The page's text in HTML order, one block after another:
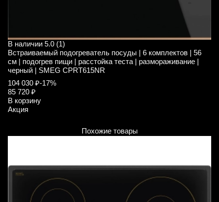
В наличии 5.0 (1)
Встраиваемый подогреватель посуды | 6 комплектов | 56
см | подогрев пищи | расстойка теста | размораживание |
черный | SMEG CPRT615NR
104 030 ₽-17%
85 720 ₽
В корзину
Акция
Похожие товары